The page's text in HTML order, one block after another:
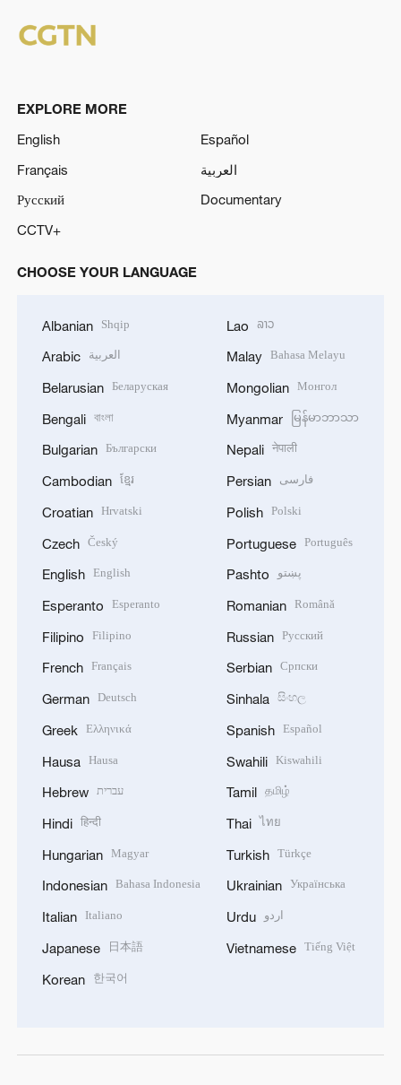
EXPLORE MORE
English
Español
Français
العربية
Русский
Documentary
CCTV+
CHOOSE YOUR LANGUAGE
Albanian Shqip
Arabic العربية
Belarusian Беларуская
Bengali বাংলা
Bulgarian Български
Cambodian ខ្មែរ
Croatian Hrvatski
Czech Český
English English
Esperanto Esperanto
Filipino Filipino
French Français
German Deutsch
Greek Ελληνικά
Hausa Hausa
Hebrew עברית
Hindi हिन्दी
Hungarian Magyar
Indonesian Bahasa Indonesia
Italian Italiano
Japanese 日本語
Korean 한국어
Lao ລາວ
Malay Bahasa Melayu
Mongolian Монгол
Myanmar မြန်မာဘာသာ
Nepali नेपाली
Persian فارسی
Polish Polski
Portuguese Português
Pashto پښتو
Romanian Română
Russian Русский
Serbian Српски
Sinhala සිංහල
Spanish Español
Swahili Kiswahili
Tamil தமிழ்
Thai ไทย
Turkish Türkçe
Ukrainian Українська
Urdu اردو
Vietnamese Tiếng Việt